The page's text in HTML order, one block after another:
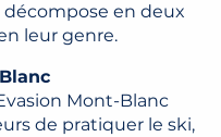
décompose en deux
leur genre.
Mont-Blanc
de pratiquer le ski,